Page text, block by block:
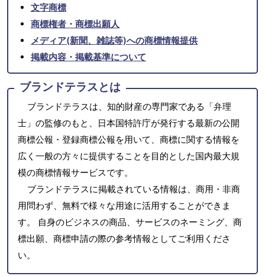
文字商標
商標権者・商標出願人
メディア(新聞、雑誌等)への商標情報提供
掲載内容・掲載基準について
ブランドテラスとは
ブランドテラスは、知的財産の専門家である「弁理
士」の監修のもと、日本国特許庁が発行する最新の公開
商標公報・登録商標公報を用いて、商標に関する情報を
広く一般の方々に提供することを目的とした国内最大規
模の商標情報サービスです。
ブランドテラスに掲載されている情報は、商用・非商
用問わず、無料で様々な用途に活用することができま
す。 自身のビジネスの商品、サービスのネーミング、商
標出願、商標申請の際の参考情報としてご利用くださ
い。